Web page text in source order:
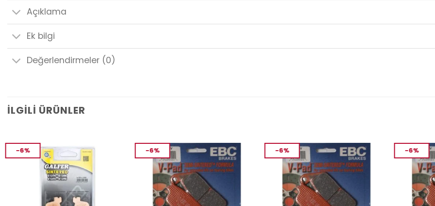
Açıklama
Ek bilgi
Değerlendirmeler (0)
İLGILI ÜRÜNLER
-6% -6% -6% -6%